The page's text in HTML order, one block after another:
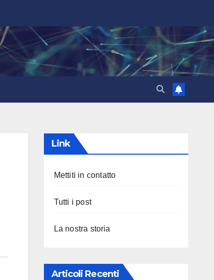
Link
Mettiti in contatto
Tutti i post
La nostra storia
Articoli Recenti